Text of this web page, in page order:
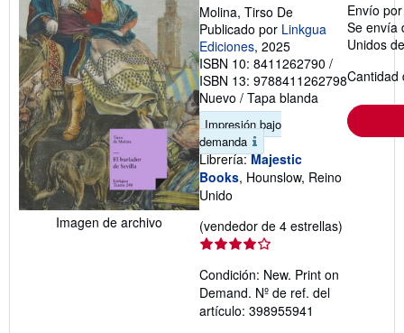
Imagen de archivo
Molina, Tirso De
Publicado por Linkgua
Ediciones, 2025
ISBN 10: 8411262790 /
ISBN 13: 9788411262798
Nuevo / Tapa blanda
Impresión bajo
demanda
Librería: Majestic
Books, Hounslow, Reino
Unido
(vendedor de 4 estrellas)
Condición: New. Print on
Demand. Nº de ref. del
artículo: 398955941
Envío
Se envía
Unidos
Cantidad